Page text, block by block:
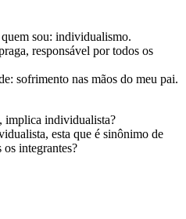
sou: individualismo.
responsável por todos os
sofrimento nas mãos do meu pai.
implica individualista?
esta que é sinônimo de
integrantes?